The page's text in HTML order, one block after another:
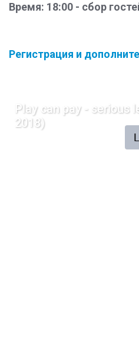
Время: 18:00 - сбор
Регистрация и